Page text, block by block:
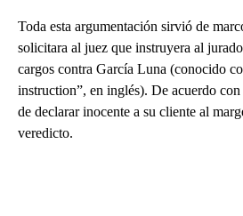
Toda esta argumentación sirvió de
solicitara al juez que instruyera al
cargos contra García Luna (conocido
instruction”, en inglés). De acuerdo
de declarar inocente a su cliente al
veredicto.